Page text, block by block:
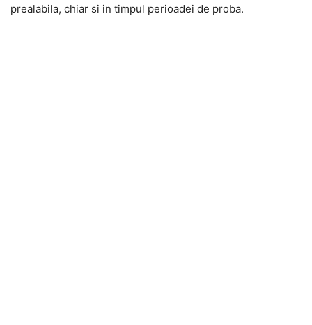
prealabila, chiar si in timpul perioadei de proba.